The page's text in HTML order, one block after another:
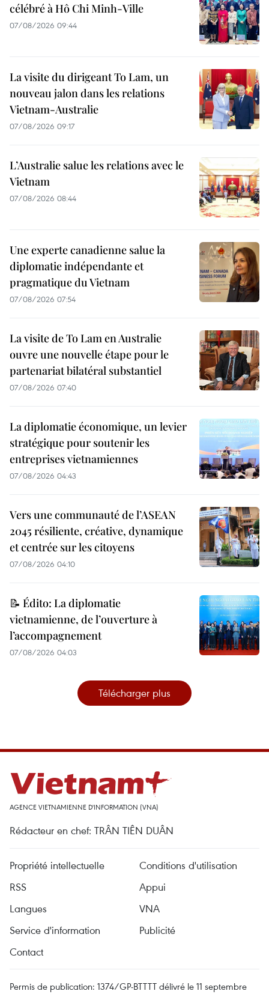
célébré à Hô Chi Minh-Ville
07/08/2026 09:44
La visite du dirigeant To Lam, un
nouveau jalon dans les relations
Vietnam-Australie
07/08/2026 09:17
L’Australie salue les relations avec le
Vietnam
07/08/2026 08:44
Une experte canadienne salue la
diplomatie indépendante et
pragmatique du Vietnam
07/08/2026 07:54
La visite de To Lam en Australie
ouvre une nouvelle étape pour le
partenariat bilatéral substantiel
07/08/2026 07:40
La diplomatie économique, un levier
stratégique pour soutenir les
entreprises vietnamiennes
07/08/2026 04:43
Vers une communauté de l’ASEAN
2045 résiliente, créative, dynamique
et centrée sur les citoyens
07/08/2026 04:10
📝 Édito: La diplomatie
vietnamienne, de l’ouverture à
l’accompagnement
07/08/2026 04:03
Télécharger plus
AGENCE VIETNAMIENNE D'INFORMATION (VNA)
Rédacteur en chef: TRÂN TIÊN DUÂN
Propriété intellectuelle
Conditions d'utilisation
RSS
Appui
Langues
VNA
Service d'information
Publicité
Contact
Permis de publication: 1374/GP-BTTTT délivré le 11 septembre